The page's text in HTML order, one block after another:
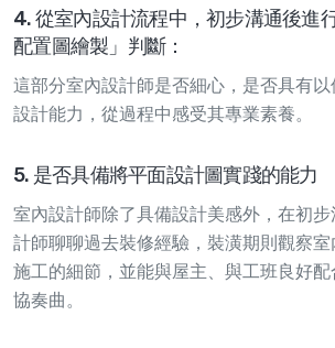
4. 從室內設計流程中，初步溝通後進
配置圖繪製」判斷：
這部分室內設計師是否細心，是否具有
設計能力，從過程中感受其專業素養。
5. 是否具備將平面設計圖實踐的能力
室內設計師除了具備設計美感外，在初
計師聊聊過去裝修經驗，裝潢期則觀察
施工的細節，並能與屋主、與工班良好
協奏曲。